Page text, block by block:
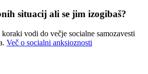
situacij ali se jim izogibaš?
vodi do večje socialne samozavesti
Več o socialni anksioznosti